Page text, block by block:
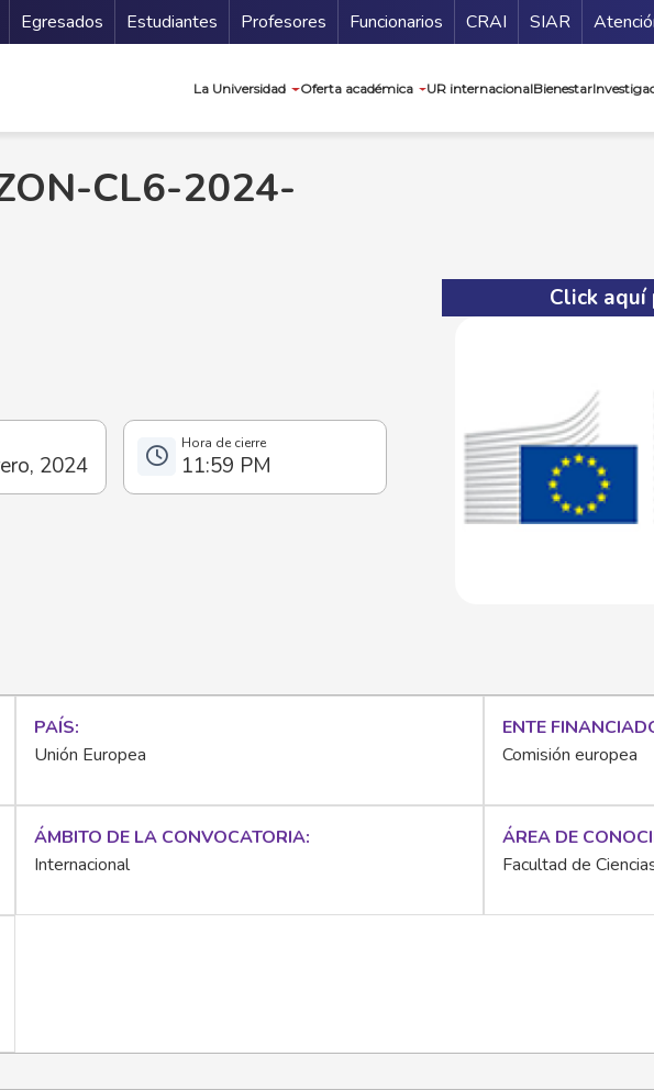
Secundario
Egresados Estudiantes Profesores Funcionarios Guía de
CRAI SIAR
La Universidad Oferta académica UR internacionalBienestar
2024 11:59 PM
CL6-2024-
Click
PAÍS
Unión Europea
ENTE
Comisión europea
ÁMBITO DE LA CONVOCATORIA
Internacional
ÁREA DE
Facultad de